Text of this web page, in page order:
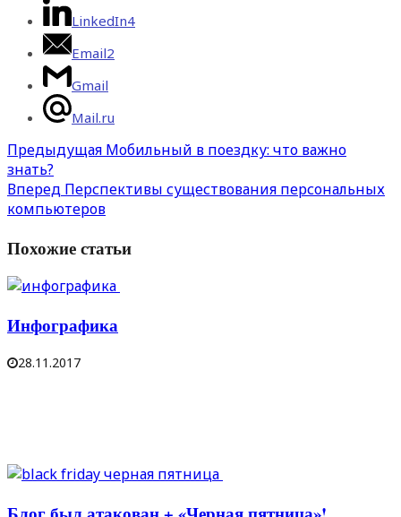
LinkedIn4
Email2
Gmail
Mail.ru
Предыдущая Мобильный в поездку: что важно
знать?
Вперед Перспективы существования персональных
компьютеров
Похожие статьи
Инфографика
28.11.2017